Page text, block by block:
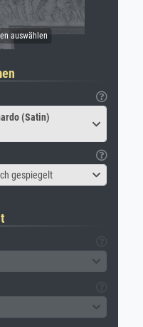
(Satin)
gespiegelt